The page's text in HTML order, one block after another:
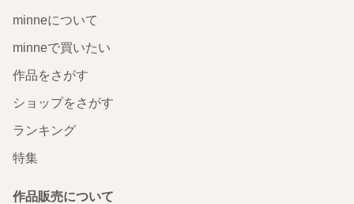
minneについて
minneで買いたい
作品をさがす
ショップをさがす
ランキング
特集
作品販売について